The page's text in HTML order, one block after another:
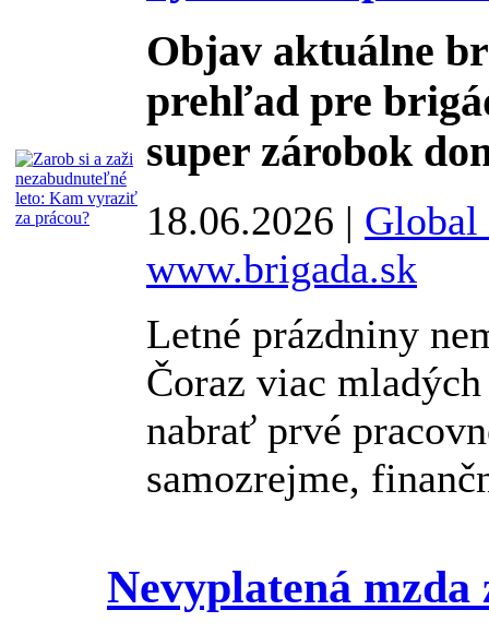
Objav aktuálne
prehľad pre
super zárobok
18.06.2026 | Global
www.brigada.sk
Letné prázdniny
Čoraz viac
nabrať prvé
samozrejme,
Nevyplatená mzda